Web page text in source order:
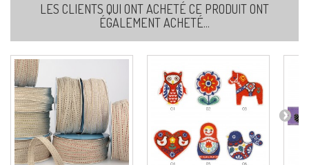
LES CLIENTS QUI ONT ACHETÉ CE PRODUIT ONT
ÉGALEMENT ACHETÉ...